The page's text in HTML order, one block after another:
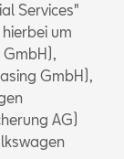
/ zer­ti­fi­zier­ter
Services"
um
GmbH),
AG)